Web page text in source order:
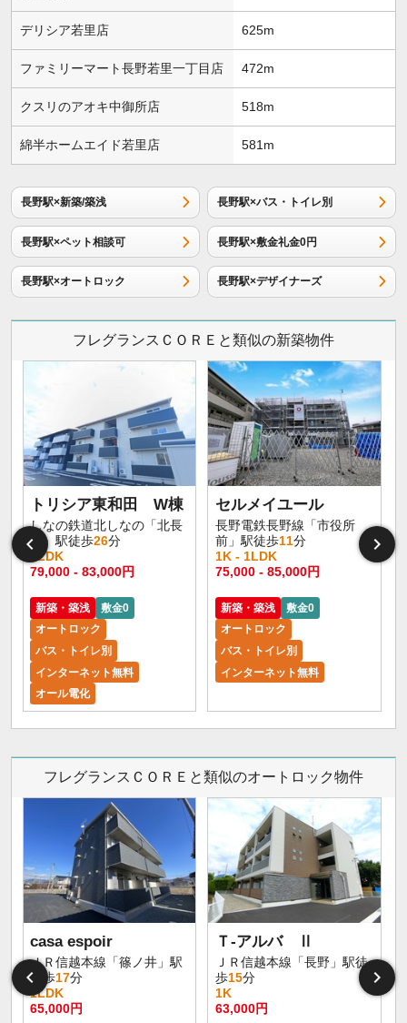
デリシア若里店 625m
ファミリーマート長野若里一丁目店 472m
クスリのアオキ中御所店 518m
綿半ホームエイド若里店 581m
長野駅×新築/築浅 長野駅×バス・トイレ別
長野駅×ペット相談可 長野駅×敷金礼金0円
長野駅×オートロック 長野駅×デザイナーズ
フレグランスＣＯＲＥと類似の新築物件
トリシア東和田 W棟
しなの鉄道北しなの「北長
野」駅徒歩26分
1LDK
79,000 - 83,000円
新築・築浅
敷金0
オートロック
バス・トイレ別
インターネット無料
オール電化
セルメイユール
長野電鉄長野線「市役所
前」駅徒歩11分
1K - 1LDK
75,000 - 85,000円
新築・築浅
敷金0
オートロック
バス・トイレ別
インターネット無料
フレグランスＣＯＲＥと類似のオートロック物件
casa espoir
ＪＲ信越本線「篠ノ井」駅
徒歩17分
1LDK
65,000円
Ｔ-アルバ Ⅱ
ＪＲ信越本線「長野」駅徒
歩15分
1K
63,000円